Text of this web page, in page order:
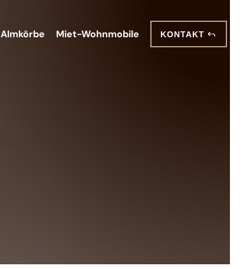
Almkörbe Miet-Wohnmobile KONTAKT